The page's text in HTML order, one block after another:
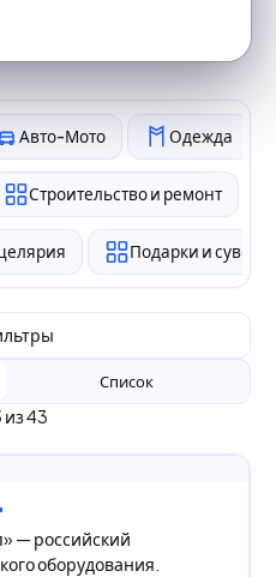
Авто-Мото Одежда
Строительство и ремонт
Подарки и
из 43
Список
— российский
оборудования.